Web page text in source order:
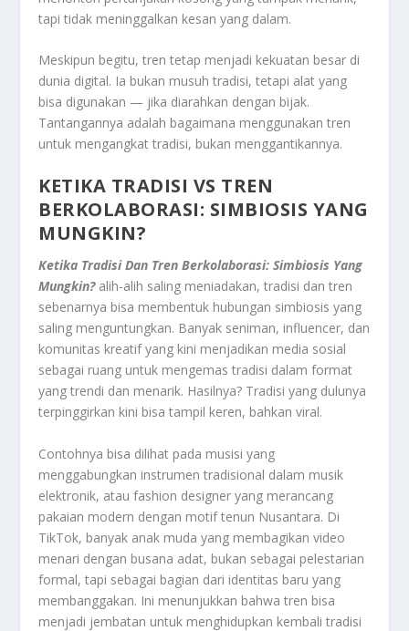
tapi tidak meninggalkan kesan yang dalam.
Meskipun begitu, tren tetap menjadi kekuatan besar di
dunia digital. Ia bukan musuh tradisi, tetapi alat yang
bisa digunakan — jika diarahkan dengan bijak.
Tantangannya adalah bagaimana menggunakan tren
untuk mengangkat tradisi, bukan menggantikannya.
KETIKA TRADISI VS TREN
BERKOLABORASI: SIMBIOSIS YANG
MUNGKIN?
Ketika Tradisi Dan Tren Berkolaborasi: Simbiosis Yang
Mungkin? alih-alih saling meniadakan, tradisi dan tren
sebenarnya bisa membentuk hubungan simbiosis yang
saling menguntungkan. Banyak seniman, influencer, dan
komunitas kreatif yang kini menjadikan media sosial
sebagai ruang untuk mengemas tradisi dalam format
yang trendi dan menarik. Hasilnya? Tradisi yang dulunya
terpinggirkan kini bisa tampil keren, bahkan viral.
Contohnya bisa dilihat pada musisi yang
menggabungkan instrumen tradisional dalam musik
elektronik, atau fashion designer yang merancang
pakaian modern dengan motif tenun Nusantara. Di
TikTok, banyak anak muda yang membagikan video
menari dengan busana adat, bukan sebagai pelestarian
formal, tapi sebagai bagian dari identitas baru yang
membanggakan. Ini menunjukkan bahwa tren bisa
menjadi jembatan untuk menghidupkan kembali tradisi